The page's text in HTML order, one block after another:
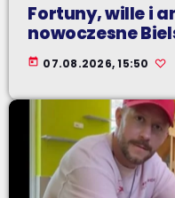
Fortuny, wille i
nowoczesne
today 07.08.2026, 15:50